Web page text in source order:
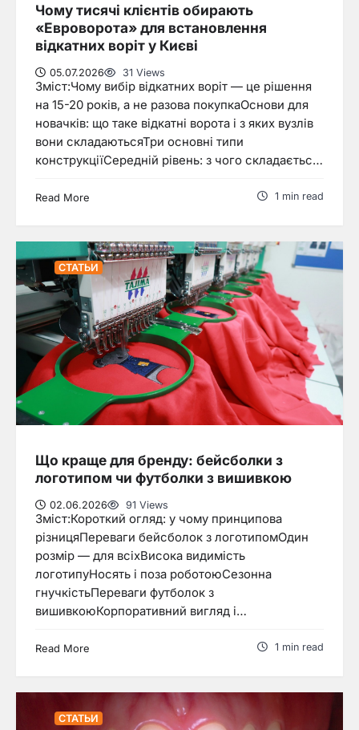
Чому тисячі клієнтів обирають
«Евроворота» для встановлення
відкатних воріт у Києві
05.07.2026 31 Views
Зміст:Чому вибір відкатних воріт — це рішення
на 15-20 років, а не разова покупкаОснови для
новачків: що таке відкатні ворота і з яких вузлів
вони складаютьсяТри основні типи
конструкціїСередній рівень: з чого складаєтьс…
Read More 1 min read
СТАТЬИ
Що краще для бренду: бейсболки з
логотипом чи футболки з вишивкою
02.06.2026 91 Views
Зміст:Короткий огляд: у чому принципова
різницяПереваги бейсболок з логотипомОдин
розмір — для всіхВисока видимість
логотипуНосять і поза роботоюСезонна
гнучкістьПереваги футболок з
вишивкоюКорпоративний вигляд і…
Read More 1 min read
СТАТЬИ